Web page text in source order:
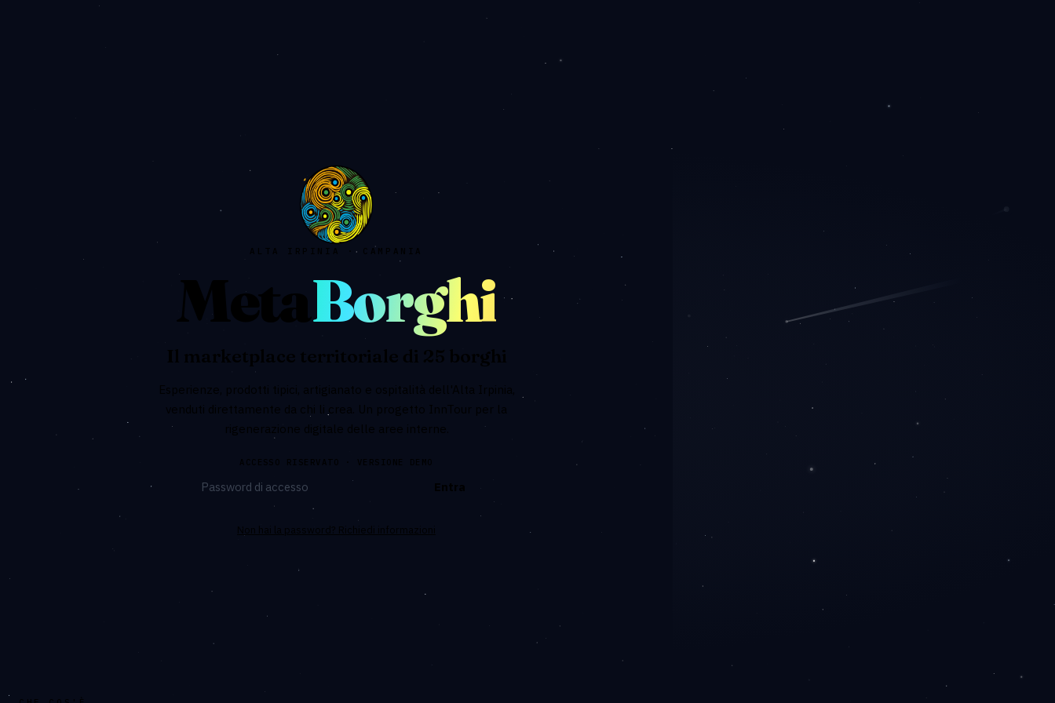
ALTA IRPINIA · CAMPANIA
MetaBorghi
Il marketplace territoriale di 25 borghi
Esperienze, prodotti tipici, artigianato e ospitalità dell'Alta Irpinia,
venduti direttamente da chi li crea. Un progetto InnTour per la
rigenerazione digitale delle aree interne.
ACCESSO RISERVATO · VERSIONE DEMO
Entra
Non hai la password? Richiedi informazioni